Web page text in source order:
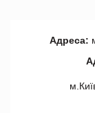
Адреса: